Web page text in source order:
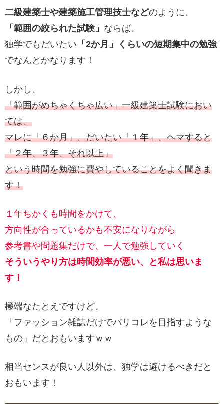
二級建築士や建築施工管理技士などのように、
「範囲の絞られた試験」 ならば、
独学でもだいたい 「2か月」くらいの短期集中の勉強
でなんとかなります！
しかし、
「範囲がめちゃくちゃ広い」一級建築士試験におい
ては、
マレに「６か月」、だいたい「１年」、ヘマすると
「２年、３年、それ以上」
という時間を勉強に費やしていることをよく聞きま
す！
１年ちかくも時間をかけて、
方向性が合っているかも不安になりながら
参考書や問題集だけで、一人で勉強していく
そういうやり方は時間効率が悪い、と私は思いま
す！
極端なたとえですけど、
「ファッション雑誌だけでパリコレを目指すような
もの」だとおもいますｗｗ
相当センスが良い人以外は、独学は避けるべきだと
おもいます！